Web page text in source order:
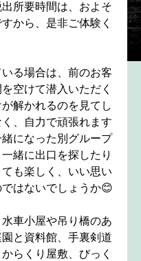
所要時間は、およそ
から、是非ご体験く
る場合は、前のお客
空けて潜入いただく
解かれるのを見てし
く、自力で頑張れます
緒になった別グループ
緒に出口を探したり
も楽しく、いい思い
はないでしょうか😊
車小屋や吊り橋のあ
と資料館、手裏剣道
らくり屋敷、びっく